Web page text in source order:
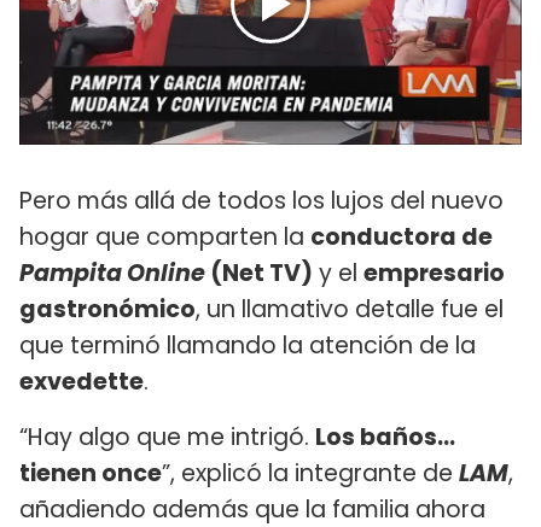
Pero más allá de todos los lujos del nuevo
hogar que comparten la conductora de
Pampita Online (Net TV) y el empresario
gastronómico, un llamativo detalle fue el
que terminó llamando la atención de la
exvedette.
“Hay algo que me intrigó. Los baños...
tienen once”, explicó la integrante de LAM,
añadiendo además que la familia ahora